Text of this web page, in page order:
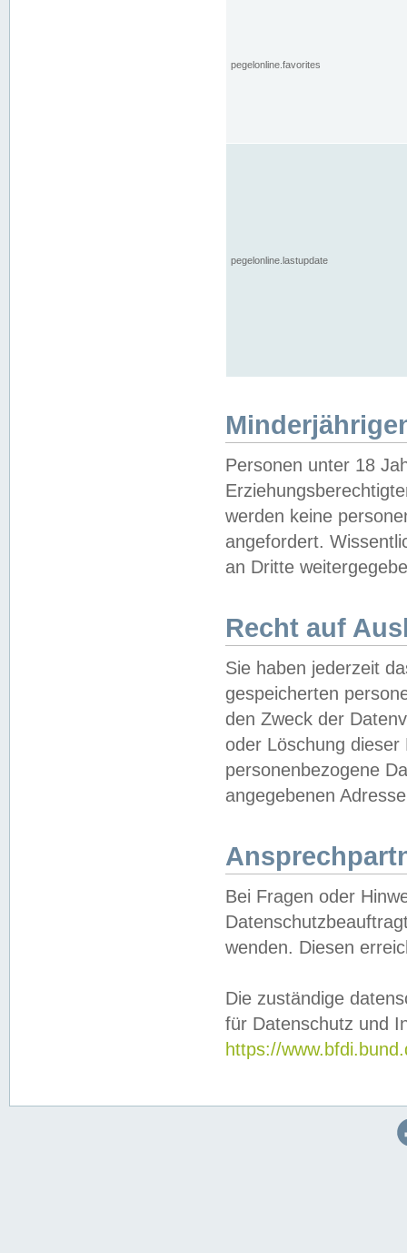
pegelonline.favorites
pegelonline.lastupdate
Personen unter 18
werden keine
angefordert.
an Dritte
Recht auf
Sie haben jederzeit
gespeicherten
den Zweck der
oder Löschung
personenbezogene
angegebenen
Bei Fragen oder
wenden. Diesen
Die zuständige
für Datenschutz und
https://